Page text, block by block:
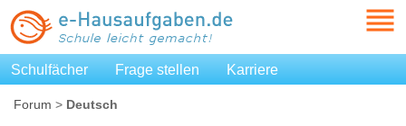
Schulfächer Frage stellen Karriere
Forum > Deutsch